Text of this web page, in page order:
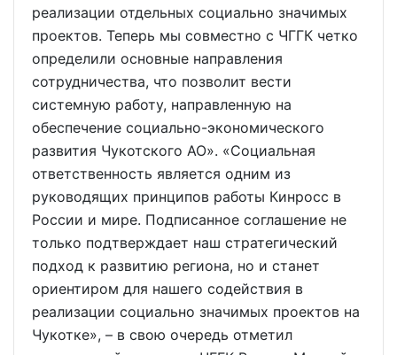
реализации отдельных социально значимых
проектов. Теперь мы совместно с ЧГГК четко
определили основные направления
сотрудничества, что позволит вести
системную работу, направленную на
обеспечение социально-экономического
развития Чукотского АО». «Социальная
ответственность является одним из
руководящих принципов работы Кинросс в
России и мире. Подписанное соглашение не
только подтверждает наш стратегический
подход к развитию региона, но и станет
ориентиром для нашего содействия в
реализации социально значимых проектов на
Чукотке», – в свою очередь отметил